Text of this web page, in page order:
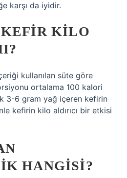
karşı da iyidir.
KILO
kullanılan süte göre
ortalama 100 kalori
3-6 gram yağ içeren kefirin
kefirin kilo aldırıcı bir etkisi
HANGISI?